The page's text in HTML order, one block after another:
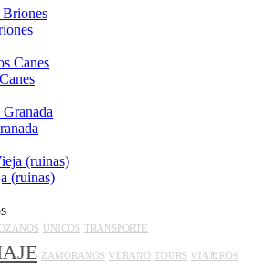
(ruinas)
ÚNICOS TRANSPORTE
ZAMORANOS VERANO TOURS VIAJEROS